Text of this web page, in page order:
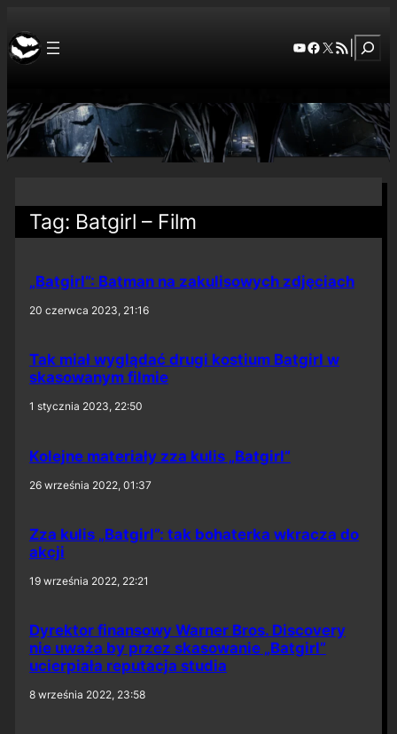
YouTube
Facebook
X RSS Feed
Tag: Batgirl – Film
„Batgirl”: Batman na zakulisowych zdjęciach
20 czerwca 2023, 21:16
Tak miał wyglądać drugi kostium Batgirl w
skasowanym filmie
1 stycznia 2023, 22:50
Kolejne materiały zza kulis „Batgirl”
26 września 2022, 01:37
Zza kulis „Batgirl”: tak bohaterka wkracza do
akcji
19 września 2022, 22:21
Dyrektor finansowy Warner Bros. Discovery
nie uważa by przez skasowanie „Batgirl”
ucierpiała reputacja studia
8 września 2022, 23:58